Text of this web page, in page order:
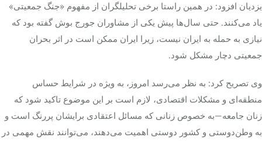
یزدیان افزود: در همین راستا برخی تحلیلگران از مفهوم «جنگ جمعیتی»
یاد می‌کنند. حتی سال‌ها پیش یکی از مشاوران جورج بوش گفته بود که
نیازی به حمله به ایران نیست، زیرا ایران ممکن است در اثر بحران
جمعیتی دچار مشکل شود.
وی تصریح کرد: به نظر می‌رسد امروز، به‌ ویژه در شرایط حساس
منطقه‌ای و مشکلات اقتصادی، لازم است بر این موضوع تاکید شود که
زنان جامعه—به‌ خصوص زنانی که مسائل اعتقادی برایشان پررنگ است و
به وطن‌دوستی و کشور دوستی اهمیت می‌دهند، می‌توانند نقش مهمی در